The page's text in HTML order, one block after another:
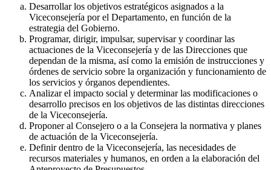
Desarrollar los objetivos estratégicos asignados a la
Viceconsejería por el Departamento, en función de la
estrategia del Gobierno.
Programar, dirigir, impulsar, supervisar y coordinar las
actuaciones de la Viceconsejería y de las Direcciones que
dependan de la misma, así como la emisión de instrucciones y
órdenes de servicio sobre la organización y funcionamiento de
los servicios y órganos dependientes.
Analizar el impacto social y determinar las modificaciones o
desarrollo precisos en los objetivos de las distintas direcciones
de la Viceconsejería.
Proponer al Consejero o a la Consejera la normativa y planes
de actuación de la Viceconsejería.
Definir dentro de la Viceconsejería, las necesidades de
recursos materiales y humanos, en orden a la elaboración del